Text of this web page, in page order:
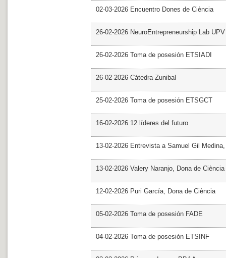
02-03-2026 Encuentro Dones de Ciència
26-02-2026 NeuroEntrepreneurship Lab UPV
26-02-2026 Toma de posesión ETSIADI
26-02-2026 Cátedra Zunibal
25-02-2026 Toma de posesión ETSGCT
16-02-2026 12 líderes del futuro
13-02-2026 Entrevista a Samuel Gil
13-02-2026 Valery Naranjo, Dona de Ciència
12-02-2026 Puri García, Dona de Ciència
05-02-2026 Toma de posesión FADE
04-02-2026 Toma de posesión ETSINF